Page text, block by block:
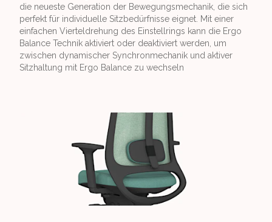
die neueste Generation der Bewegungsmechanik, die sich
perfekt für individuelle Sitzbedürfnisse eignet. Mit einer
einfachen Vierteldrehung des Einstellrings kann die Ergo
Balance Technik aktiviert oder deaktiviert werden, um
zwischen dynamischer Synchronmechanik und aktiver
Sitzhaltung mit Ergo Balance zu wechseln